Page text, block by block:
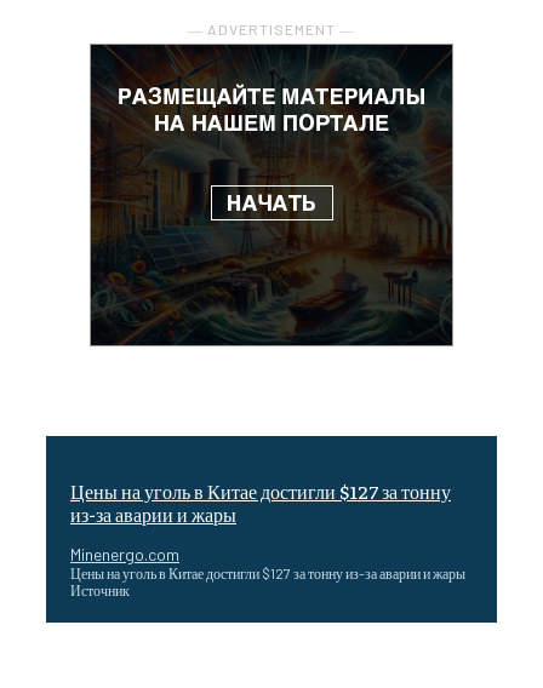
― ADVERTISEMENT ―
Цены на уголь в Китае достигли $127 за тонну
из-за аварии и жары
Minenergo.com
Цены на уголь в Китае достигли $127 за тонну из-за аварии и жары
Источник